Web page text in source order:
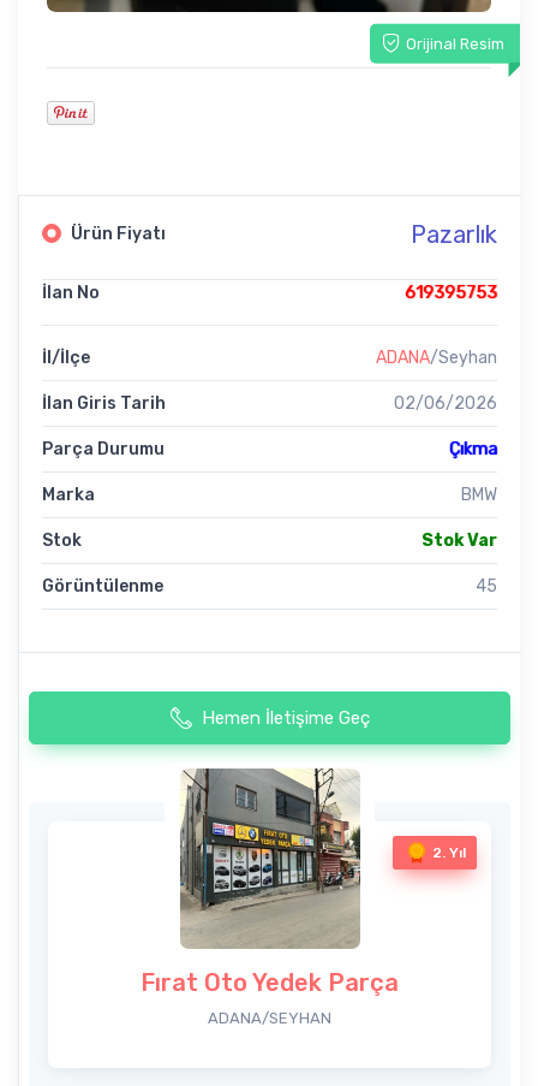
Orijinal Resim
Ürün Fiyatı Pazarlık
İlan No 619395753
İl/İlçe ADANA/Seyhan
İlan Giris Tarih 02/06/2026
Parça Durumu Çıkma
Marka BMW
Stok Stok Var
Görüntülenme 45
Hemen İletişime Geç
2. Yıl
Fırat Oto Yedek Parça
ADANA/SEYHAN